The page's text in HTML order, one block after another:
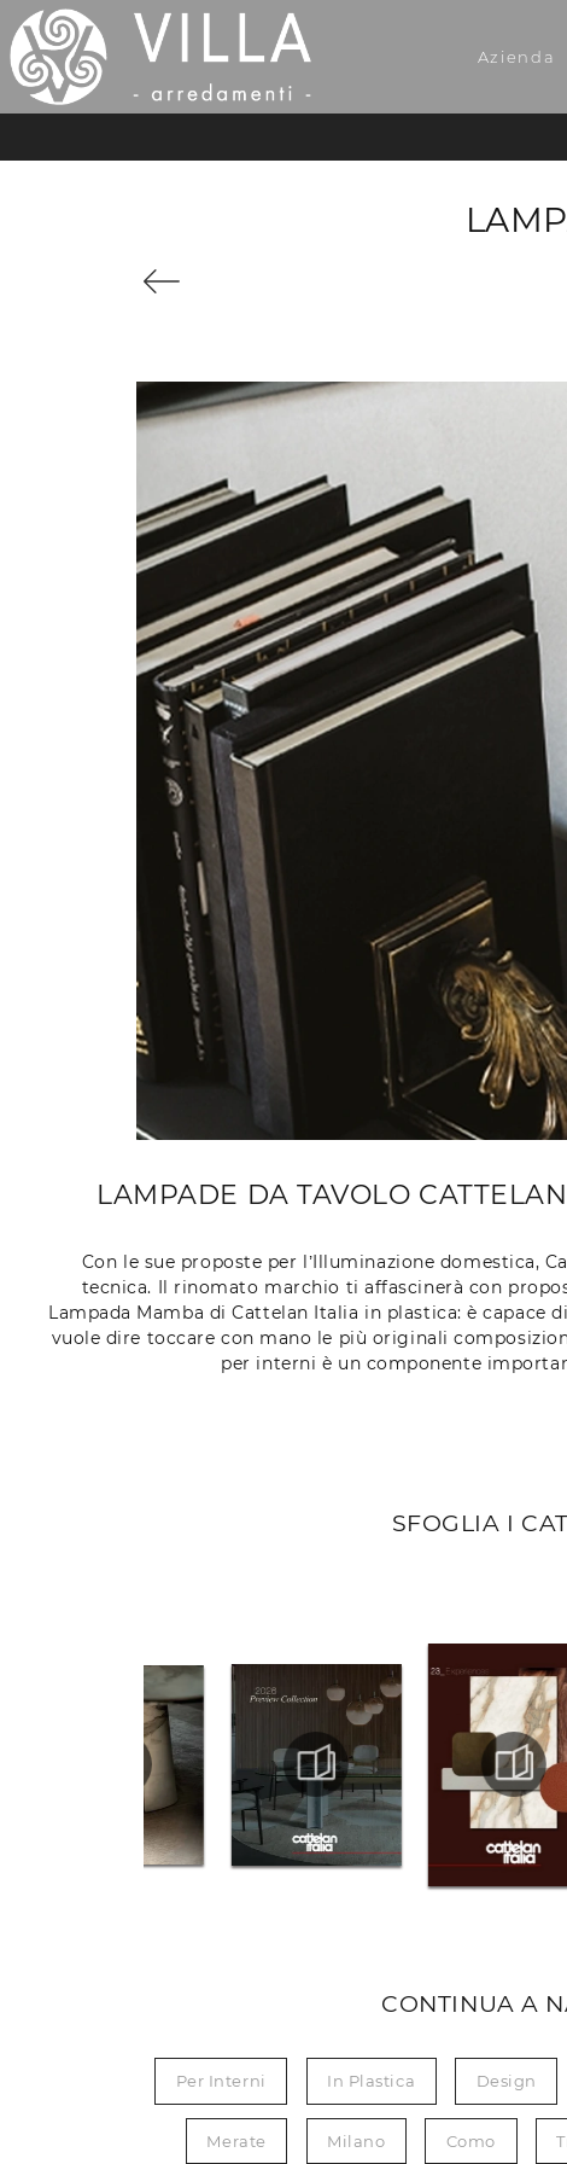
Azienda
LAMPADE DA TAVOLO
Con le sue proposte per l’Illuminazione domestica,
tecnica. Il rinomato marchio ti affascinerà con
Lampada Mamba di Cattelan Italia in plastica: è
vuole dire toccare con mano le più originali
per interni è un componente
SFOGLIA I
CONTINUA A
Per Interni In Plastica Design
Merate Milano Como